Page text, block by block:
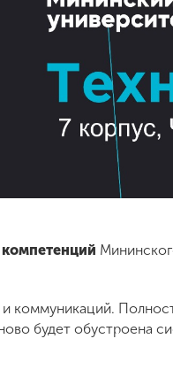
коммуникаций.
будет обустроена